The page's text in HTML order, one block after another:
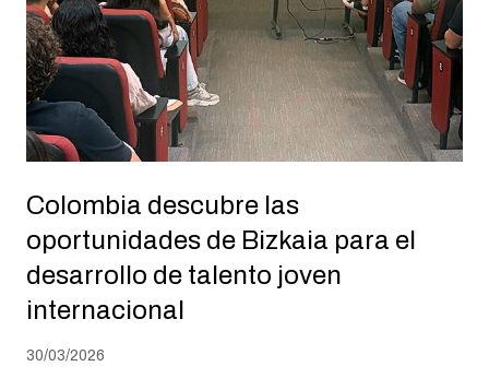
Colombia descubre las
oportunidades de Bizkaia para el
desarrollo de talento joven
internacional
30/03/2026